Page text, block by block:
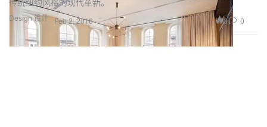
Design 设计 Feb 2, 2016 3 0